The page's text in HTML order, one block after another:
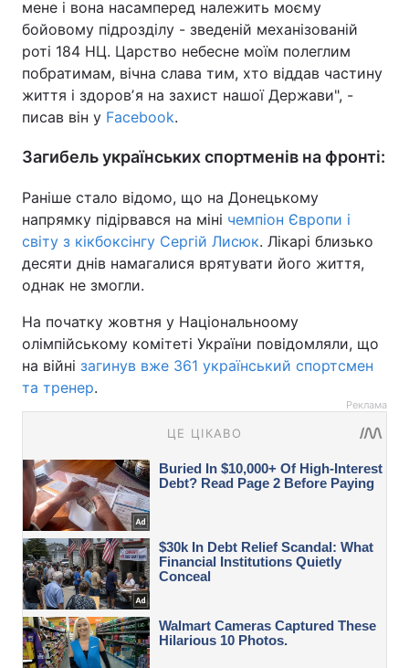
мене і вона насамперед належить моєму
бойовому підрозділу - зведеній механізованій
роті 184 НЦ. Царство небесне моїм полеглим
побратимам, вічна слава тим, хто віддав частину
життя і здоровʼя на захист нашої Держави", -
писав він у Facebook.
Загибель українських спортменів на фронті:
Раніше стало відомо, що на Донецькому
напрямку підірвався на міні чемпіон Європи і
світу з кікбоксінгу Сергій Лисюк. Лікарі близько
десяти днів намагалися врятувати його життя,
однак не змогли.
На початку жовтня у Національноому
олімпійському комітеті України повідомляли, що
на війні загинув вже 361 український спортсмен
та тренер.
Реклама